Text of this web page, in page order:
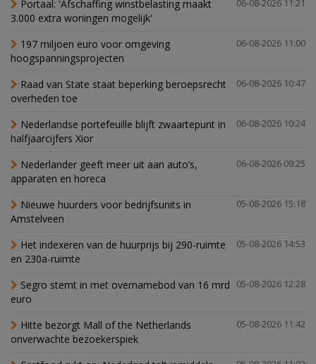
06-08-2026 11:21
Portaal: 'Afschaffing winstbelasting maakt
3.000 extra woningen mogelijk'
06-08-2026 11:00
197 miljoen euro voor omgeving
hoogspanningsprojecten
06-08-2026 10:47
Raad van State staat beperking beroepsrecht
overheden toe
06-08-2026 10:24
Nederlandse portefeuille blijft zwaartepunt in
halfjaarcijfers Xior
06-08-2026 09:25
Nederlander geeft meer uit aan auto’s,
apparaten en horeca
05-08-2026 15:18
Nieuwe huurders voor bedrijfsunits in
Amstelveen
05-08-2026 14:53
Het indexeren van de huurprijs bij 290-ruimte
en 230a-ruimte
05-08-2026 12:28
Segro stemt in met overnamebod van 16 mrd
euro
05-08-2026 11:42
Hitte bezorgt Mall of the Netherlands
onverwachte bezoekerspiek